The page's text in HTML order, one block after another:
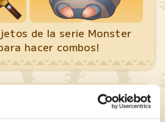
de la serie Monster
hacer combos!